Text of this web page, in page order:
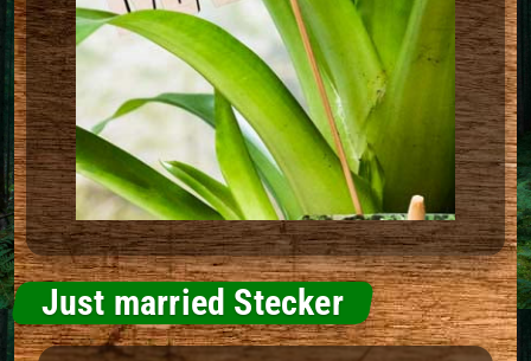
Just married Stecker